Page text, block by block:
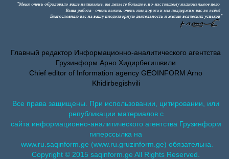
Главный редактор Информационно-аналитического агентства
Грузинформ Арно Хидирбегишвили
Chief editor of Information agency GEOINFORM Arno
Khidirbegishvili
Все права защищены. При использовании, цитировании, или
републикации материалов с
сайта информационно-аналитического агентства Грузинформ
гиперссылка на
www.ru.saqinform.ge (www.ru.gruzinform.ge) обязательна.
Copyright © 2015 saqinform.ge All Rights Reserved.